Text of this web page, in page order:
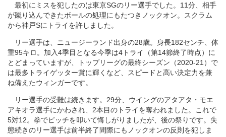
最初にミスを犯したのは東京SGのリー選手でした。11分、相手
が蹴り込んできたボールの処理にもたつきノックオン。スクラム
から神戸Sにトライを許しました。
リー選手は、ニュージーランド出身の28歳。身長182センチ、体
重95キロ。加入4季目となる今季は4トライ（第14節終了時点）に
とどまっていますが、トップリーグの最終シーズン（2020-21）で
は最多トライゲッター賞に輝くなど、スピードと高い決定力を兼
ね備えたウィンガーです。
リー選手の受難は続きます。29分、ウイングのアタアタ・モエ
アキオラ選手にかわされ、2本目のトライを奪われました。これで
5対12。拳でピッチを叩いて悔しがりましたが、後の祭りです。失
態続きのリー選手は前半終了間際にもノックオンの反則を犯しま